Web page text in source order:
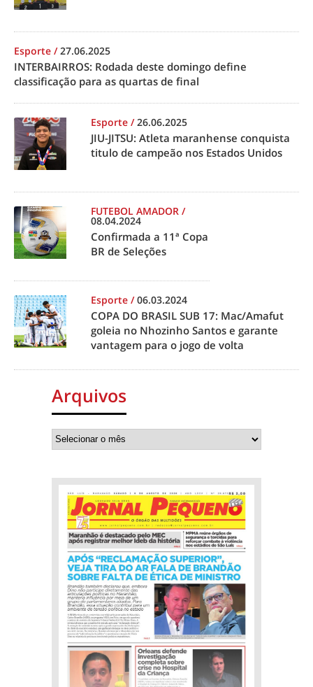
Esporte /27.06.2025
INTERBAIRROS: Rodada deste domingo define
classificação para as quartas de final
Esporte /26.06.2025
JIU-JITSU: Atleta maranhense conquista
titulo de campeão nos Estados Unidos
FUTEBOL AMADOR /
08.04.2024
Confirmada a 11ª Copa
BR de Seleções
Esporte /06.03.2024
COPA DO BRASIL SUB 17: Mac/Amafut
goleia no Nhozinho Santos e garante
vantagem para o jogo de volta
Arquivos